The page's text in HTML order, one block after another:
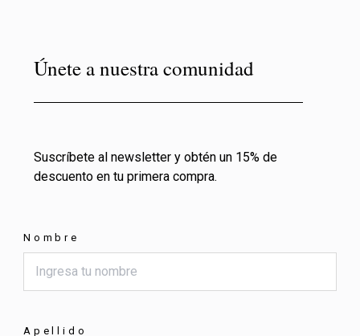
Únete a nuestra comunidad
Suscríbete al newsletter y obtén un 15% de
descuento en tu primera compra.
Nombre
Apellido